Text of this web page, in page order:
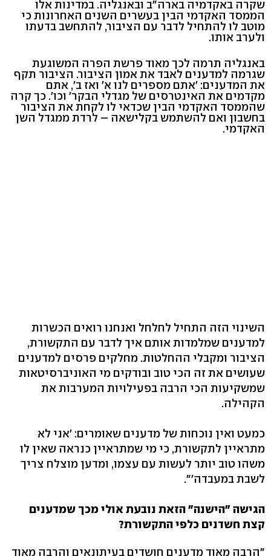
שקרה באקדמיה בארה"ב ובאנגליה. במדינות אלו
הממסד האקדמי הבין בעשרים השנים האחרונות כי
מוטב לו להתחיל לדבר עם הציבור, להתחשב בדעתו
ולערב אותו.
באנגליה תרמה לכך מאוד פרשת הפרה המשוגעת
שגרמה למדענים לאבד את אמון הציבור. הציבור תקף
את המדענים: 'אתם מספרים לנו א' ואז ב', אתם
מקדמים את האינטרסים של מגדלי הבקר' וכו'. כך קרה
שהממסד האקדמי הבין שכדאי לו לקחת את הציבור
בחשבון ואם להשתמש בקלישאה – לרדת ממגדל השן
האקדמי.
השינוי הזה התחיל לחלחל ואנחנו רואים הכשרות
למדענים שמלמדות אותם איך לדבר עם התקשורת,
הציבור ומקבלי ההחלטות. מחלקים פרסים למדענים
שעושים את זה הכי טוב ובודקים מי האוניברסיטאות
שמשקיעות הכי הרבה בפעילויות המערבות את
הקהילה.
כמעט ואין נוכחות של מדענים שאומרים: 'אני לא
מתראיין לתקשורת, כי מי שמתראיין כנראה שאין לו
משהו טוב יותר לעשות עם עצמו, ומדען מוצלח צריך
לשבת במעבדה'".
הגישה "הישנה" הזאת נובעת אולי מכך שמדענים
קצת חשדנים כלפי התקשורת?
"הרבה מאוד מדענים חושדים בעיתונאים והרבה מאוד